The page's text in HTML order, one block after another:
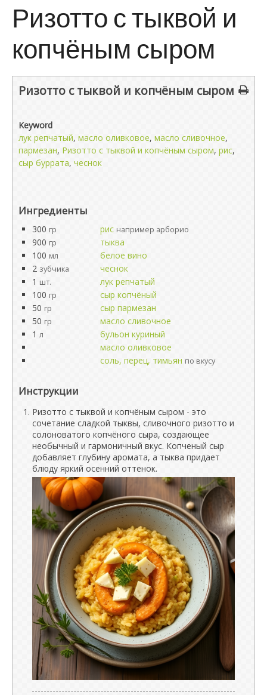
Ризотто с тыквой и
копчёным сыром
Ризотто с тыквой и копчёным сыром
Keyword
лук репчатый, масло оливковое, масло сливочное,
пармезан, Ризотто с тыквой и копчёным сыром, рис,
сыр буррата, чеснок
Ингредиенты
300 гр рис например арборио
900 гр
тыква
100 мл
белое вино
2 зубчика
чеснок
1 шт.
лук репчатый
100 гр
сыр копчёный
50 гр
сыр пармезан
50 гр
масло сливочное
1 л
бульон куриный
масло оливковое
соль, перец, тимьян по вкусу
Инструкции
Ризотто с тыквой и копчёным сыром - это
сочетание сладкой тыквы, сливочного ризотто и
солоноватого копчёного сыра, создающее
необычный и гармоничный вкус. Копченый сыр
добавляет глубину аромата, а тыква придает
блюду яркий осенний оттенок.